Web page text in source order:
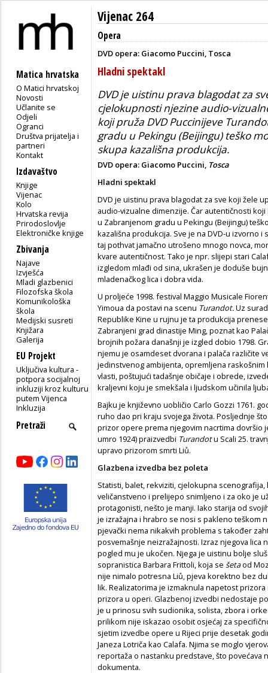
Matica hrvatska
O Matici hrvatskoj
Novosti
Učlanite se
Odjeli
Ogranci
Društva prijatelja i
partneri
Kontakt
Izdavaštvo
Knjige
Vijenac
Kolo
Hrvatska revija
Prirodoslovlje
Elektroničke knjige
Zbivanja
Najave
Izvješća
Mladi glazbenici
Filozofska škola
Komunikološka
škola
Medijski susreti
Knjižara
Galerija
EU Projekt
Uključiva kultura -
potpora socijalnoj
inkluziji kroz kulturu
putem Vijenca
Inkluzija
Vijenac 264
Opera
DVD opera: Giacomo Puccini, Tosca
Hladni spektakl
DVD je uistinu prava blagodat za
cjelokupnosti njezine audio-
koji pruža DVD Puccinijeve
gradu u Pekingu (Beijingu) teško
skupa kazališna produkcija.
DVD opera: Giacomo Puccini, Tosca
Hladni spektakl
DVD je uistinu prava blagodat za sve koji žele
audio-vizualne dimenzije. Čar autentičnosti
u Zabranjenom gradu u Pekingu (Beijingu)
kazališna produkcija. Sve je na DVD-u izvorno
taj pothvat jamačno utrošeno mnogo novca,
kvare autentičnost. Tako je npr. slijepi stari
izgledom mlađi od sina, ukrašen je doduše
mladenačkog lica i dobra vida.
U proljeće 1998. festival Maggio Musicale
Yimoua da postavi na scenu Turandot.Uz
Republike Kine u rujnu je ta produkcija
Zabranjeni grad dinastije Ming, poznat kao
brojnih požara današnji je izgled dobio 1798.
njemu je osamdeset dvorana i palača različite
jedinstvenog ambijenta, opremljena
vlasti, poštujući tadašnje običaje i obrede,
kraljevni koju je smekšala i ljudskom učinila
Bajku je književno uobličio Carlo Gozzi 1761.
ruho dao pri kraju svojega života. Posljednje
prizor opere prema njegovim nacrtima dovršio
umro 1924) praizvedbi Turandotu Scali 25.
upravo prizorom smrti Liů.
Glazbena izvedba bez poleta
Statisti, balet, rekviziti, cjelokupna
veličanstveno i prelijepo snimljeno i za oko je
protagonisti, nešto je manji. Iako starija od
je izražajna i hrabro se nosi s pakleno teškom
pjevački nema nikakvih problema s također
posvemašnje neizražajnosti. Izraz njegova lica
pogled mu je ukočen. Njega je uistinu bolje
sopranistica Barbara Frittoli, koja se šetaod
nije nimalo potresna Liů, pjeva korektno bez
lik. Realizatorima je izmaknula napetost
prizora u operi. Glazbenoj izvedbi nedostaje
je u prinosu svih sudionika, solista, zbora i
prilikom nije iskazao osobit osjećaj za
sjetim izvedbe opere u Rijeci prije desetak
Janeza Lotriča kao Calafa. Njima se moglo
reportaža o nastanku predstave, što povećava
dokumenta.